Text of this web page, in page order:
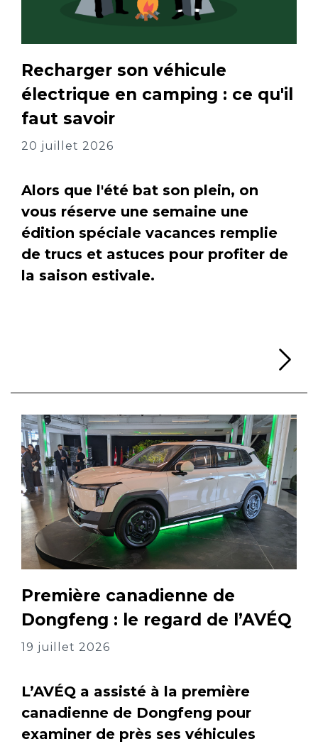
Recharger son véhicule
électrique en camping : ce qu'il
faut savoir
20 juillet 2026
Alors que l'été bat son plein, on
vous réserve une semaine une
édition spéciale vacances remplie
de trucs et astuces pour profiter de
la saison estivale.
Première canadienne de
Dongfeng : le regard de l’AVÉQ
19 juillet 2026
L’AVÉQ a assisté à la première
canadienne de Dongfeng pour
examiner de près ses véhicules